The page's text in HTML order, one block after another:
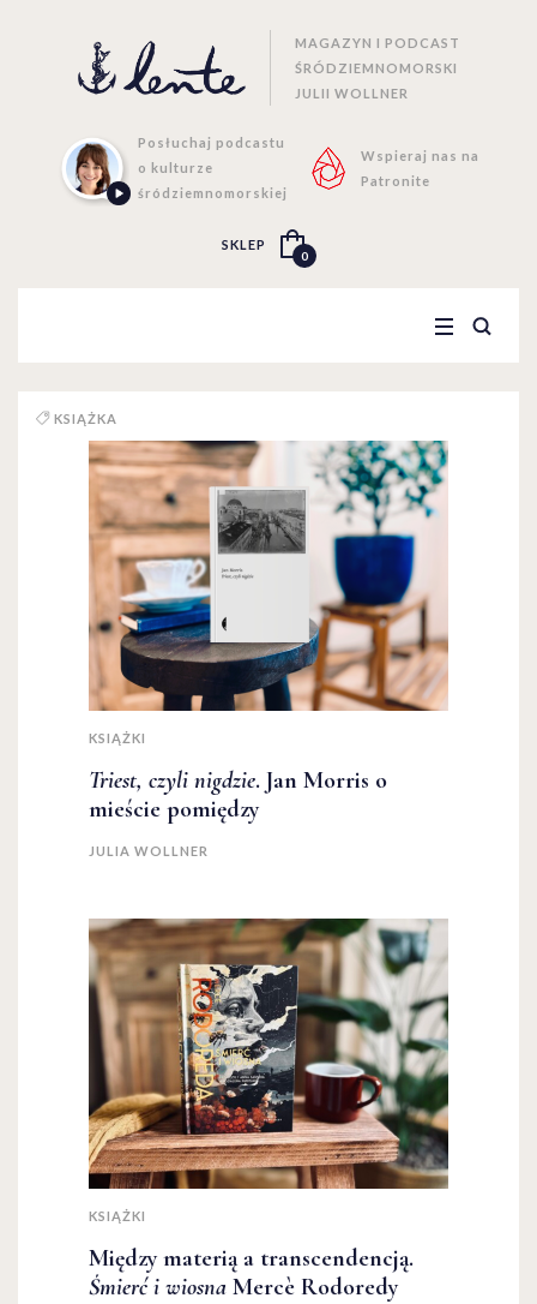
MAGAZYN I PODCAST
ŚRÓDZIEMNOMORSKI
JULII WOLLNER
Posłuchaj podcastu
o kulturze
śródziemnomorskiej
Wspieraj nas na
Patronite
SKLEP
0
KSIĄŻKA
KSIĄŻKI
Triest, czyli nigdzie. Jan Morris o
mieście pomiędzy
JULIA WOLLNER
KSIĄŻKI
Między materią a transcendencją.
Śmierć i wiosna Mercè Rodoredy